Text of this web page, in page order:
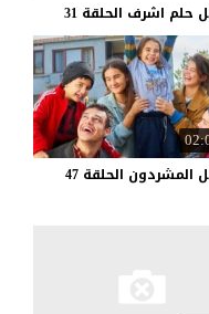
حلم اشرف الحلقة 31
المشردون الحلقة 47